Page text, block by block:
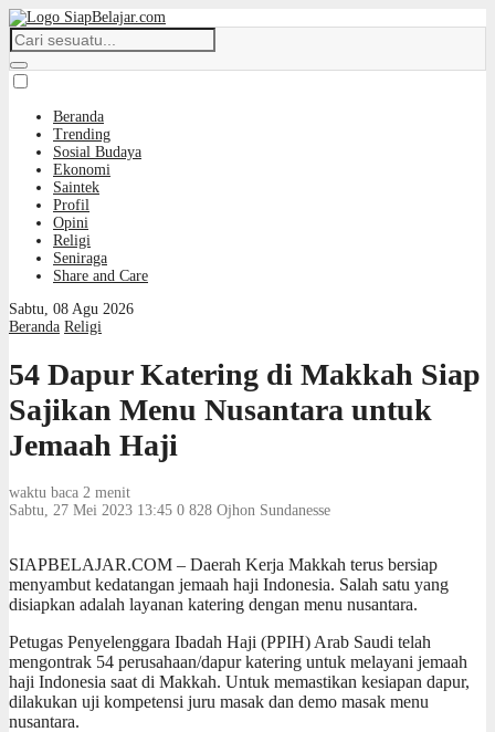
Beranda
Trending
Sosial Budaya
Ekonomi
Saintek
Profil
Opini
Religi
Seniraga
Share and Care
Sabtu, 08 Agu 2026
Beranda Religi
54 Dapur Katering di Makkah Siap
Sajikan Menu Nusantara untuk
Jemaah Haji
waktu baca 2 menit
Sabtu, 27 Mei 2023 13:45 0 828 Ojhon Sundanesse
SIAPBELAJAR.COM – Daerah Kerja Makkah terus bersiap
menyambut kedatangan jemaah haji Indonesia. Salah satu yang
disiapkan adalah layanan katering dengan menu nusantara.
Petugas Penyelenggara Ibadah Haji (PPIH) Arab Saudi telah
mengontrak 54 perusahaan/dapur katering untuk melayani jemaah
haji Indonesia saat di Makkah. Untuk memastikan kesiapan dapur,
dilakukan uji kompetensi juru masak dan demo masak menu
nusantara.